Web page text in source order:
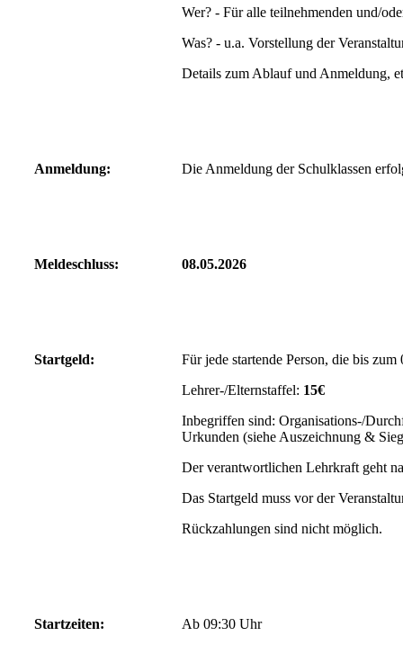
Wer? - Für alle teilnehmenden und/
Was? - u.a. Vorstellung der
Details zum Ablauf und Anmeldung,
Anmeldung: Die Anmeldung der Schulklassen
Meldeschluss: 08.05.2026
Startgeld:
Für jede startende Person, die bis
Lehrer-/Elternstaffel: 15€
Inbegriffen sind: Organisations-/
Urkunden (siehe Auszeichnung &
Der verantwortlichen Lehrkraft geht
Das Startgeld muss vor der
Rückzahlungen sind nicht möglich.
Startzeiten:
Ab 09:30 Uhr